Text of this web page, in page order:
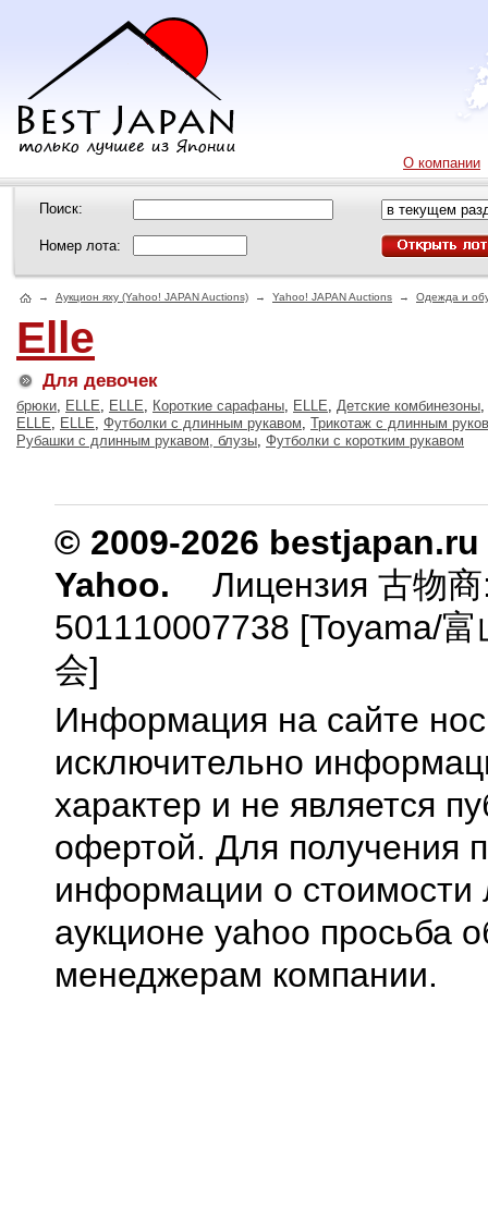
О компании
Поиск:
Номер лота:
→ Аукцион яху (Yahoo! JAPAN Auctions) → Yahoo! JAPAN Auctions → Одежда и
Elle
Для девочек
брюки, ELLE, ELLE, Короткие сарафаны, ELLE, Детские комбинезоны,
ELLE, ELLE, Футболки с длинным рукавом, Трикотаж с длинным
Рубашки с длинным рукавом, блузы, Футболки с коротким рукавом
© 2009-2026
Yahoo.
Лицензия 古物
501110007738 [Toyama/
会]
Информация на сайте
исключительно
характер и не является
офертой. Для получения
информации о стоимости
аукционе yahoo просьба
менеджерам компании.